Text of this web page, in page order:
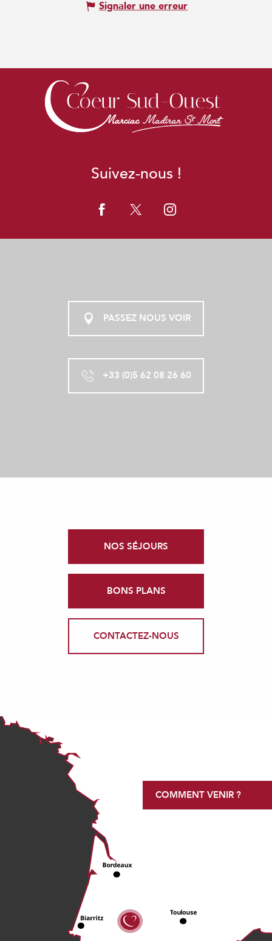
Signaler une erreur
Suivez-nous !
PASSEZ NOUS VOIR
+33 (0)5 62 08 26 60
NOS SÉJOURS
BONS PLANS
CONTACTEZ-NOUS
COMMENT VENIR ?